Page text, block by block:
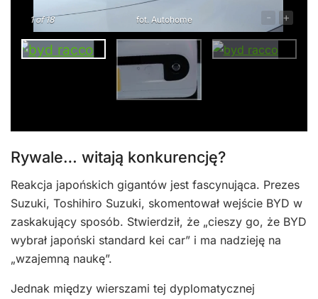
1of 18 fot. Autohome - +
Rywale… witają konkurencję?
Reakcja japońskich gigantów jest fascynująca. Prezes
Suzuki, Toshihiro Suzuki, skomentował wejście BYD w
zaskakujący sposób. Stwierdził, że „cieszy go, że BYD
wybrał japoński standard kei car” i ma nadzieję na
„wzajemną naukę”.
Jednak między wierszami tej dyplomatycznej